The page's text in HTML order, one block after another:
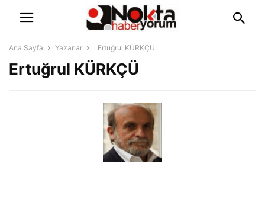
Ana Sayfa Yazarlar . Ertuğrul KÜRKÇÜ
Ertuğrul KÜRKÇÜ